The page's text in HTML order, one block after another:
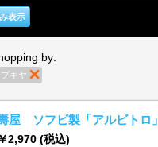
表示
by:
キヤ
屋 ソフビ製「アルビトロ」
￥2,970 (税込)